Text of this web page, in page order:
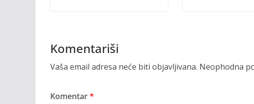
Komentariši
Vaša email adresa neće biti objavljivana. Neophodna
Komentar*